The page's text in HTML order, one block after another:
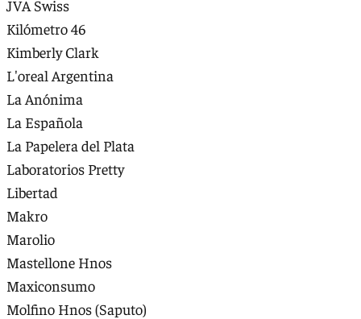
JVA Swiss
Kilómetro 46
Kimberly Clark
L'oreal Argentina
La Anónima
La Española
La Papelera del Plata
Laboratorios Pretty
Libertad
Makro
Marolio
Mastellone Hnos
Maxiconsumo
Molfino Hnos (Saputo)